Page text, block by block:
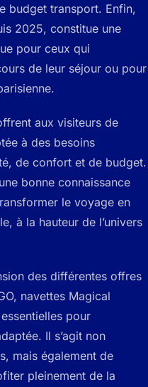
budget transport. Enfin,
2025, constitue une
pour ceux qui
de leur séjour ou pour
aux visiteurs de
à des besoins
de confort et de budget.
bonne connaissance
le voyage en
à la hauteur de l’univers
des différentes offres
navettes Magical
pour
Il s’agit non
mais également de
pleinement de la